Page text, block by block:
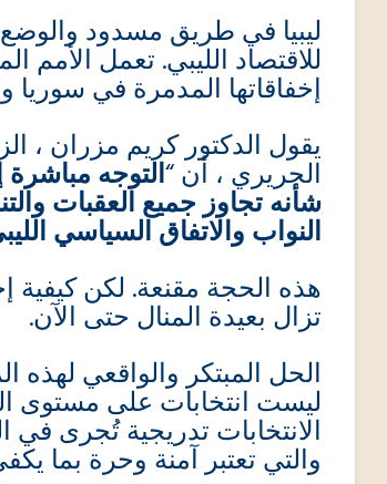
ليبيا في طريق مسدود والوضع
للاقتصاد الليبي. تعمل
إخفاقاتها المدمرة في سوريا
يقول الدكتور كريم مزران ،
الحريري ، أن “التوجه
شأنه تجاوز جميع العقبات
النواب والاتفاق السياسي
هذه الحجة مقنعة. لكن كيفية
تزال بعيدة المنال حتى الآن.
الحل المبتكر والواقعي لهذه
ليست انتخابات على مستوى
الانتخابات تدريجية تُجرى
والتي تعتبر آمنة وحرة بما